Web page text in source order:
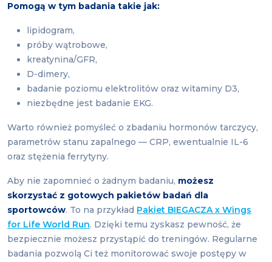
Pomogą w tym badania takie jak:
lipidogram,
próby wątrobowe,
kreatynina/GFR,
D-dimery,
badanie poziomu elektrolitów oraz witaminy D3,
niezbędne jest badanie EKG.
Warto również pomyśleć o zbadaniu hormonów tarczycy,
parametrów stanu zapalnego — CRP, ewentualnie IL-6
oraz stężenia ferrytyny.
Aby nie zapomnieć o żadnym badaniu, możesz
skorzystać z gotowych pakietów badań dla
sportowców. To na przykład Pakiet BIEGACZA x Wings
for Life World Run. Dzięki temu zyskasz pewność, że
bezpiecznie możesz przystąpić do treningów. Regularne
badania pozwolą Ci też monitorować swoje postępy w